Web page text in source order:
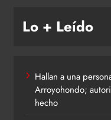
Lo + Leído
Hallan a una
Arroyohondo;
hecho